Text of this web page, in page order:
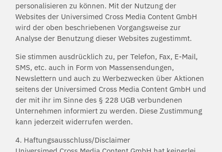
personalisieren zu können. Mit der Nutzung der
Websites der Universimed Cross Media Content GmbH
wird der oben beschriebenen Vorgangsweise zur
Analyse der Benutzung dieser Websites zugestimmt.
Sie stimmen ausdrücklich zu, per Telefon, Fax, E-Mail,
SMS, etc. auch in Form von Massensendungen,
Newslettern und auch zu Werbezwecken über Aktionen
seitens der Universimed Cross Media Content GmbH und
der mit ihr im Sinne des § 228 UGB verbundenen
Unternehmen informiert zu werden. Diese Zustimmung
kann jederzeit widerrufen werden.
4. Haftungsausschluss/Disclaimer